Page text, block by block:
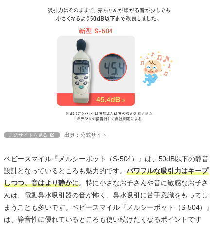
このサイトを見る 出典：公式サイト
ベビースマイル『メルシーポット（S-504）』は、50dB以下の静音
設計となっているところも魅力的です。 パワフルな吸引力はキープ
しつつ、音はより静かに。特に小さなお子さんや音に敏感なお子さ
んは、電動鼻水吸引器の音が怖く、鼻水吸引に苦手意識をもってし
まうことも多いです。ベビースマイル『メルシーポット（S-504）』
は、静音性に優れているところも使い続けたくなるポイントです